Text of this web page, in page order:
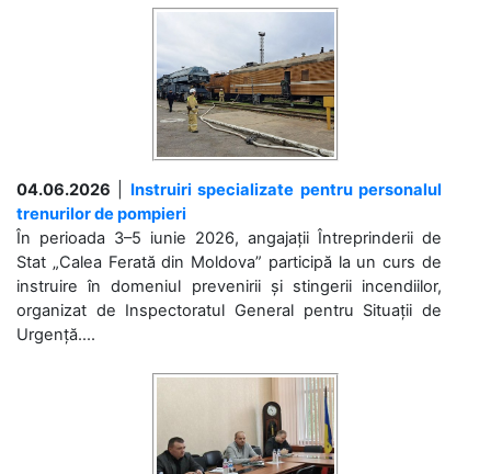
04.06.2026
Instruiri specializate pentru personalul
trenurilor de pompieri
În perioada 3–5 iunie 2026, angajații Întreprinderii de
Stat „Calea Ferată din Moldova” participă la un curs de
instruire în domeniul prevenirii și stingerii incendiilor,
organizat de Inspectoratul General pentru Situații de
Urgență....